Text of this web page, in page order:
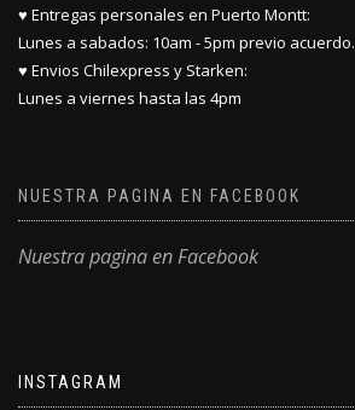
♥ Entregas personales en Puerto Montt:
Lunes a sabados: 10am - 5pm previo acuerdo.
♥ Envios Chilexpress y Starken:
Lunes a viernes hasta las 4pm
NUESTRA PAGINA EN FACEBOOK
Nuestra pagina en Facebook
INSTAGRAM